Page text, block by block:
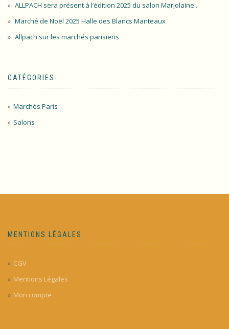
ALLPACH sera présent à l’édition 2025 du salon Marjolaine .
Marché de Noël 2025 Halle des Blancs Manteaux
Allpach sur les marchés parisiens
CATÉGORIES
Marchés Paris
Salons
MENTIONS LÉGALES
CGV
Mentions Légales
Mon compte